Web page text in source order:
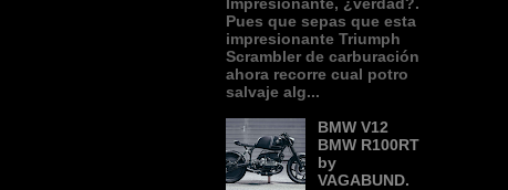
Pues que sepas que esta
impresionante Triumph
Scrambler de carburación
ahora recorre cual potro
salvaje alg...
BMW V12
BMW R100RT
by
VAGABUND.